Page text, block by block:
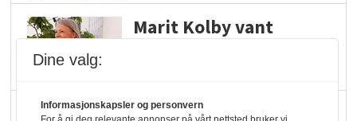
Marit Kolby vant
Blir enklere å velge
Dine valg:
Informasjonskapsler og personvern